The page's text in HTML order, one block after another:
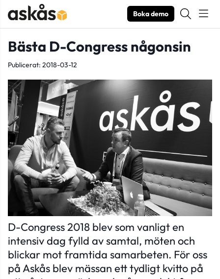
Boka demo
Bästa D-Congress någonsin
Publicerat: 2018-03-12
D-Congress 2018 blev som vanligt en
intensiv dag fylld av samtal, möten och
blickar mot framtida samarbeten. För oss
på Askås blev mässan ett tydligt kvitto på